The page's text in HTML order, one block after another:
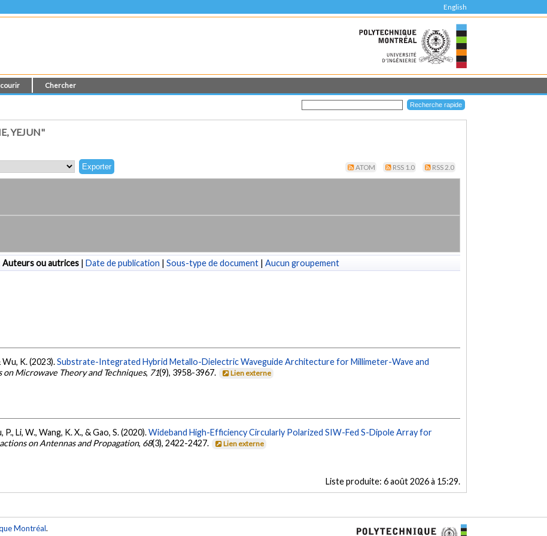
English
Chercher
YEJUN"
ATOM RSS 1.0 RSS 2.0
Auteurs ou autrices | Date de publication | Sous-type de document | Aucun groupement
Wu, K. (2023).Substrate-Integrated Hybrid Metallo-Dielectric Waveguide Architecture for Millimeter-Wave and
on Microwave Theory and Techniques, 71(9), 3958-3967. Lien externe
Li, W., Wang, K. X., & Gao, S. (2020).Wideband High-Efficiency Circularly Polarized SIW-Fed S-Dipole Array for
on Antennas and Propagation, 68(3), 2422-2427. Lien externe
Liste produite: 6 août 2026 à 15:29.
Montréal.